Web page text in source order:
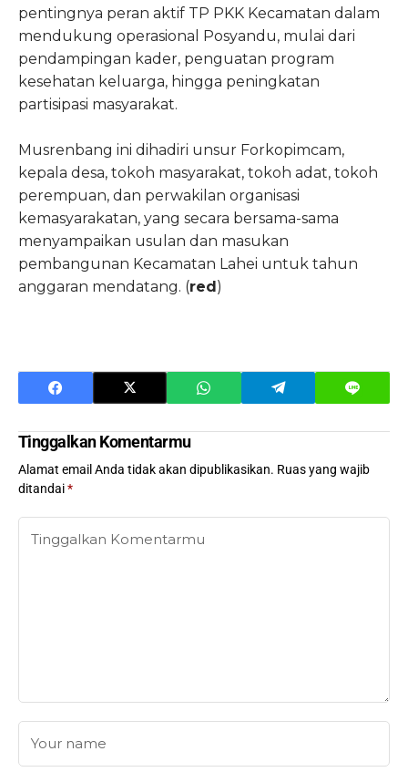
pentingnya peran aktif TP PKK Kecamatan dalam
mendukung operasional Posyandu, mulai dari
pendampingan kader, penguatan program
kesehatan keluarga, hingga peningkatan
partisipasi masyarakat.
Musrenbang ini dihadiri unsur Forkopimcam,
kepala desa, tokoh masyarakat, tokoh adat, tokoh
perempuan, dan perwakilan organisasi
kemasyarakatan, yang secara bersama-sama
menyampaikan usulan dan masukan
pembangunan Kecamatan Lahei untuk tahun
anggaran mendatang. (red)
Tinggalkan Komentarmu
Alamat email Anda tidak akan dipublikasikan. Ruas yang wajib
ditandai*